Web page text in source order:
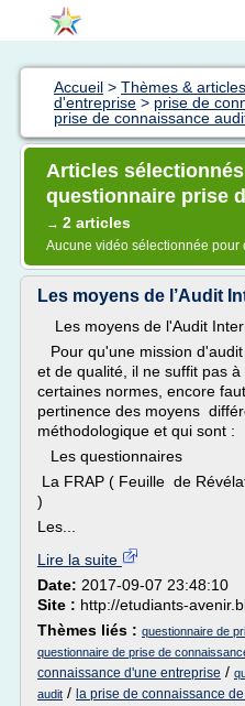
Accueil > Thèmes &
d'entreprise > prise de
prise de connaissance
Articles
questionnaire prise
→ 2 articles
Aucune vidéo sélectionnée pour
Les moyens de l’Audit
Les moyens de l'Audit
Pour qu'une mission
et de qualité, il ne suffit pas
certaines normes, encore
pertinence des moyens
méthodologique et qui sont :
Les questionnaires
La FRAP ( Feuille de
)
Les...
Lire la suite
Date: 2017-09-07 23:48:10
Site : http://etudiants-
Thèmes liés : questionnaire de
questionnaire de prise de
connaissance d'une entreprise /
audit / la prise de connaissance